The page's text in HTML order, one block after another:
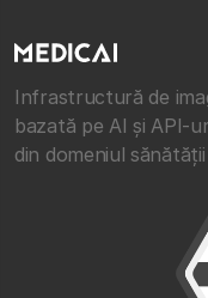
Infrastructură de
bazată pe AI și API-
din domeniul sănătății